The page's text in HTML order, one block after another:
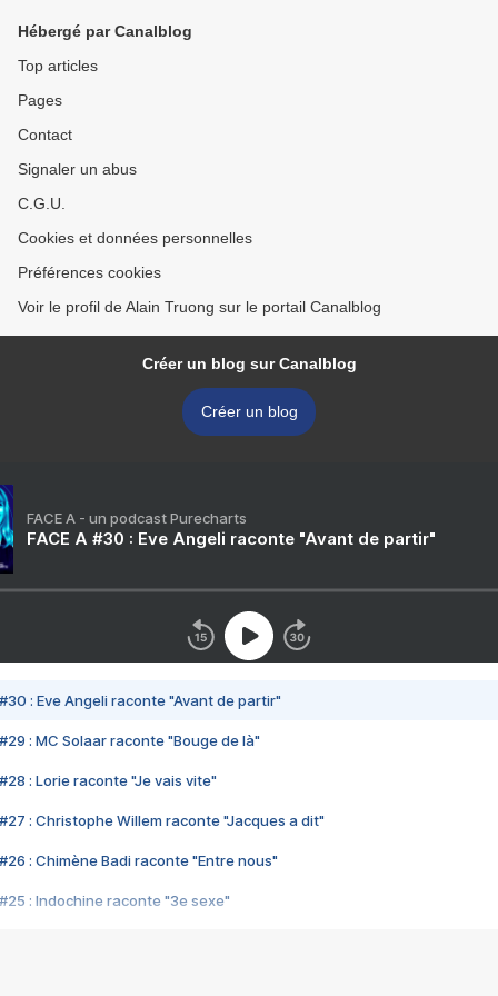
Hébergé par Canalblog
Top articles
Pages
Contact
Signaler un abus
C.G.U.
Cookies et données personnelles
Préférences cookies
Voir le profil de Alain Truong sur le portail Canalblog
Créer un blog sur Canalblog
Créer un blog
FACE A - un podcast Purecharts
FACE A #30 : Eve Angeli raconte "Avant de partir"
#30 : Eve Angeli raconte "Avant de partir"
#29 : MC Solaar raconte "Bouge de là"
#28 : Lorie raconte "Je vais vite"
#27 : Christophe Willem raconte "Jacques a dit"
#26 : Chimène Badi raconte "Entre nous"
#25 : Indochine raconte "3e sexe"